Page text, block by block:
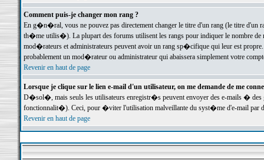
Comment puis-je changer mon rang ?
En g�n�ral, vous ne pouvez pas directement changer le titre d'un rang (le titre d'un
th�me utilis�). La plupart des forums utilisent les rangs pour indiquer le nombre de
mod�rateurs et administrateurs peuvent avoir un rang sp�cifique qui leur est
probablement un mod�rateur ou administrateur qui abaissera simplement votre
Revenir en haut de page
Lorsque je clique sur le lien e-mail d'un utilisateur, on me demande de me
D�sol�, mais seuls les utilisateurs enregistr�s peuvent envoyer des e-mails �
fonctionnalit�). Ceci, pour �viter l'utilisation malveillante du syst�me d'e-mail par
Revenir en haut de page